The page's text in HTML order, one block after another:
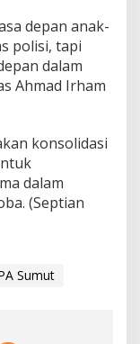
depan anak-
polisi, tapi
dalam
Ahmad Irham
konsolidasi
dalam
(Septian
Sumut